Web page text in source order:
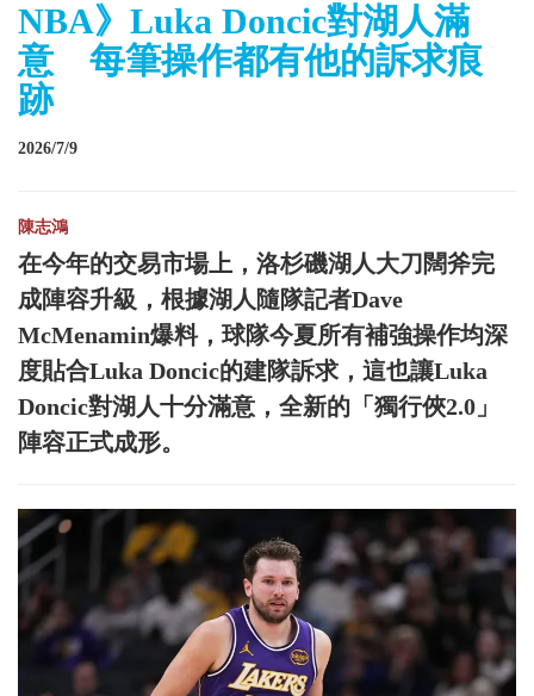
NBA》Luka Doncic對湖人滿
意 每筆操作都有他的訴求痕
跡
2026/7/9
陳志鴻
在今年的交易市場上，洛杉磯湖人大刀闊斧完
成陣容升級，根據湖人隨隊記者Dave
McMenamin爆料，球隊今夏所有補強操作均深
度貼合Luka Doncic的建隊訴求，這也讓Luka
Doncic對湖人十分滿意，全新的「獨行俠2.0」
陣容正式成形。